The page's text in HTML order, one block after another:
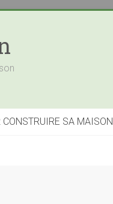
CONSTRUIRE SA MAISON